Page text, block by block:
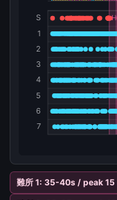
難所 1: 35-40s / peak 15